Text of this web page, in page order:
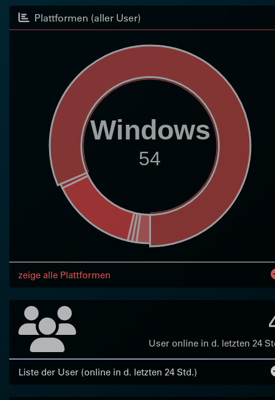
Plattformen (aller User)
Windows
54
zeige alle Plattformen
User online in d. letzten 24
Liste der User (online in d. letzten 24 Std.)